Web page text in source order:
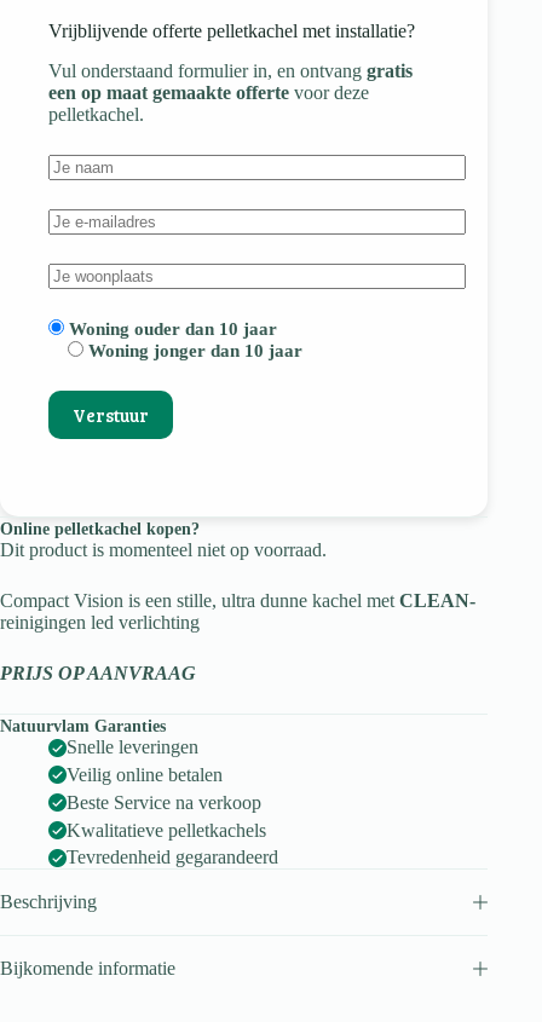
Vrijblijvende offerte pelletkachel met installatie?
Vul onderstaand formulier in, en ontvang gratis
een op maat gemaakte offerte voor deze
pelletkachel.
Woning ouder dan 10 jaar
Woning jonger dan 10 jaar
Online pelletkachel kopen?
Dit product is momenteel niet op voorraad.
Compact Vision is een stille, ultra dunne kachel met CLEAN-
reinigingen led verlichting
PRIJS OP AANVRAAG
Natuurvlam Garanties
Snelle leveringen
Veilig online betalen
Beste Service na verkoop
Kwalitatieve pelletkachels
Tevredenheid gegarandeerd
Beschrijving
Bijkomende informatie